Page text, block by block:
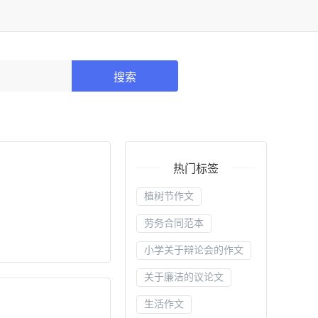
搜索
热门标签
植树节作文
劳务合同范本
小学关于辩论会的作文
关于廉洁的议论文
生活作文